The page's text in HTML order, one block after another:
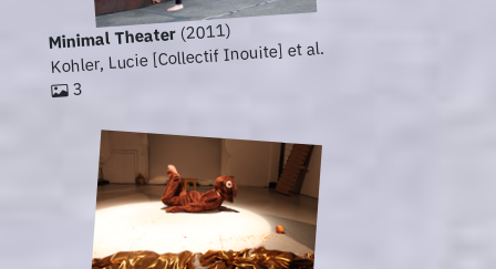
Minimal Theater(2011)
Kohler, Lucie [Collectif Inouite] et al.
3